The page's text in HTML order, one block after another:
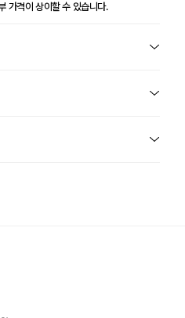
가격이 상이할 수 있습니다.